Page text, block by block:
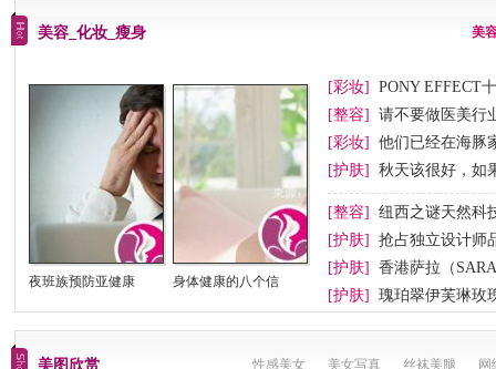
美容_化妆_瘦身 美
夜班族预防亚健康 身体健康的八个信
[彩妆]
PONY EFFECT
节妆
[整容]
请不要做医美行
[彩妆]
他们已经在海豚
[护肤]
秋天该很好，如
[整容]
纽西之谜天然科
[护肤]
抢占独立设计师
[护肤]
香港萨拉（
[护肤]
瑰珀翠伊芙琳玫
美图欣赏 性感美女 美女写真 丝袜美腿 网